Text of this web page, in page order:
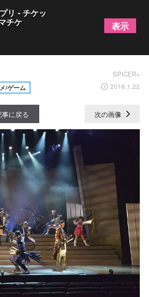
」ゲネプロレポートの画
SPICER+
/ゲーム 2016.1.22
事に戻る 次の画像
リ - チケッ
チケ 表示